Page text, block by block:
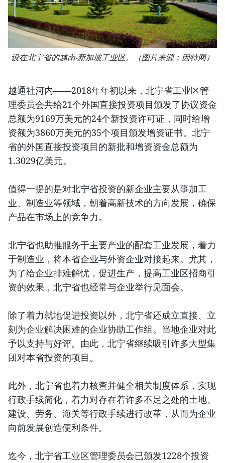
设在北宁省的越南-新加坡工业区。（图片来源：因特网）
越通社河内——2018年年初以来，北宁省工业区管
理委员会共给21个外国直接投资项目颁发了协议资金
总额为9169万美元的24个新投资许可证，同时给增
资额为3860万美元的35个项目颁发增资证书。北宁
省的外国直接投资项目的新批和增资资金总额为
1.3029亿美元。
值得一提的是对北宁省投资的新企业主要从事加工
业、制造业等领域，朝着高新技术的方向发展，确保
产品在市场上的竞争力。
北宁省也助推服务于主要产业的配套工业发展，着力
于制造业，将本省企业与外资企业对接起来。尤其，
为了给企业排难解忧，促进生产，提高工业区招商引
资的效果，北宁省也经常与企业举行见面会。
除了着力就地促进投资以外，北宁省还成立直接、立
刻为企业解决困难的企业协助工作组。当地企业对此
予以支持与好评。由此，北宁省继续吸引许多大型集
团对本省投资的项目。
此外，北宁省也着力核查并健全相关制度体系，实现
行政手续简化，着力对存在着许多不足之处的土地、
建设、劳务、海关等行政手续进行改革，从而为企业
向前发展创造便利条件。
迄今，北宁省工业区管理委员会已颁发1228个投资